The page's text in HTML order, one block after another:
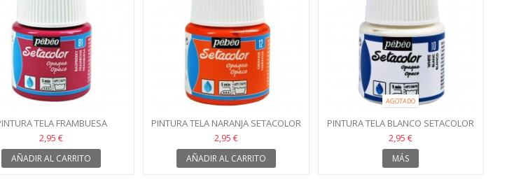
TELA FRAMBUESA
SETACOLOR 81
2,95 €
AÑADIR AL CARRITO
PINTURA TELA NARANJA SETACOLOR
12
2,95 €
AÑADIR AL CARRITO
AGOTADO
PINTURA TELA BLANCO SETACOLOR
10
2,95 €
MÁS